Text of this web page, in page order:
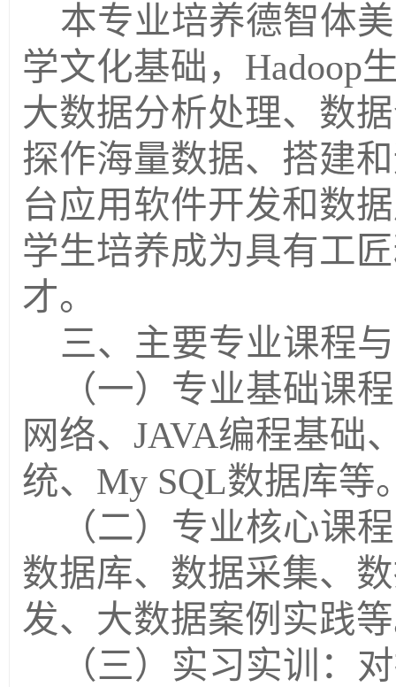
本专业培养德智体
学文化基础， Hadoop
大数据分析处理、数
探作海量数据、搭建
台应用软件开发和数
学生培养成为具有工
才。
三、主要专业课程
（一）专业基础课
网络、 JAVA编程基础
统、My SQL数据库等
（二）专业核心课
数据库、数据采集、
发、大数据案例实践
（三）实习实训：